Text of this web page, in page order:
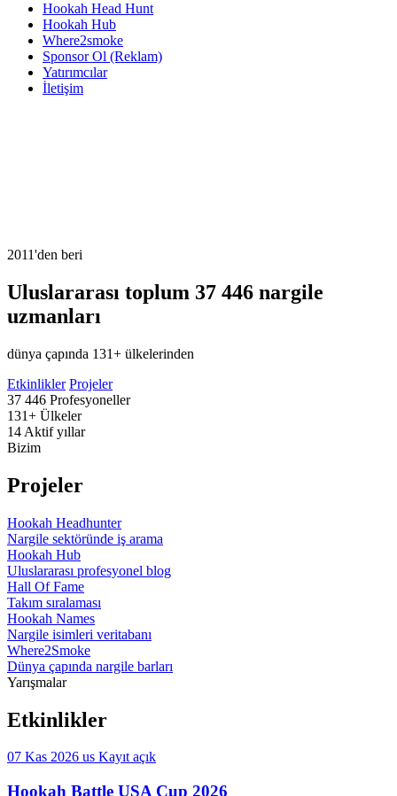
Hookah Head Hunt
Hookah Hub
Where2smoke
Sponsor Ol (Reklam)
Yatırımcılar
İletişim
2011'den beri
Uluslararası toplum 37 446 nargile
uzmanları
dünya çapında 131+ ülkelerinden
Etkinlikler Projeler
37 446 Profesyoneller
131+ Ülkeler
14 Aktif yıllar
Bizim
Projeler
Hookah Headhunter
Nargile sektöründe iş arama
Hookah Hub
Uluslararası profesyonel blog
Hall Of Fame
Takım sıralaması
Hookah Names
Nargile isimleri veritabanı
Where2Smoke
Dünya çapında nargile barları
Yarışmalar
Etkinlikler
07 Kas 2026 us Kayıt açık
Hookah Battle USA Cup 2026